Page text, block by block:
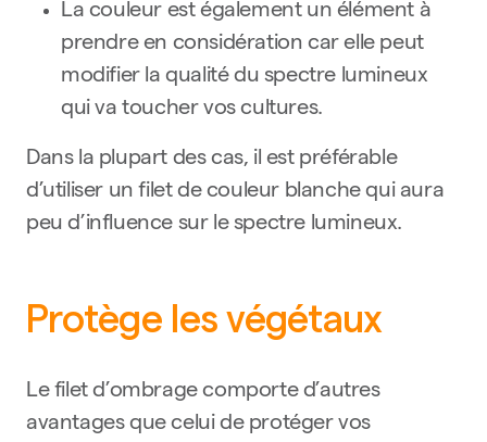
La couleur est également un élément à
prendre en considération car elle peut
modifier la qualité du spectre lumineux
qui va toucher vos cultures.
Dans la plupart des cas, il est préférable
d’utiliser un filet de couleur blanche qui aura
peu d’influence sur le spectre lumineux.
Protège les végétaux
Le filet d’ombrage comporte d’autres
avantages que celui de protéger vos